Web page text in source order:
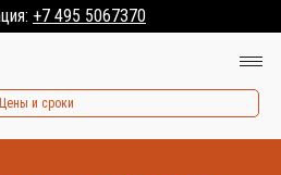
+7 495 5067370
Цены и сроки